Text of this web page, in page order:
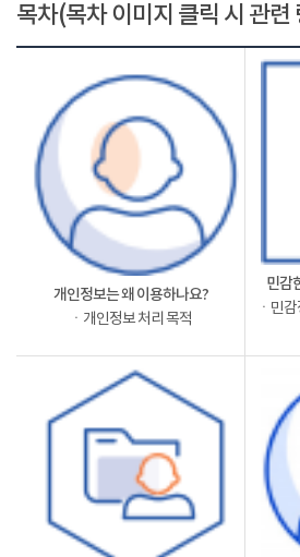
목차(목차 이미지 클릭 시 관련
개인정보는 왜 이용하나요?
ㆍ개인정보 처리 목적
민감
ㆍ민